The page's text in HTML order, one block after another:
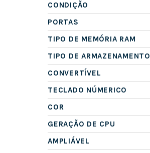
CONDIÇÃO
PORTAS
TIPO DE MEMÓRIA RAM
TIPO DE ARMAZENAMENTO
CONVERTÍVEL
TECLADO NÚMERICO
COR
GERAÇÃO DE CPU
AMPLIÁVEL